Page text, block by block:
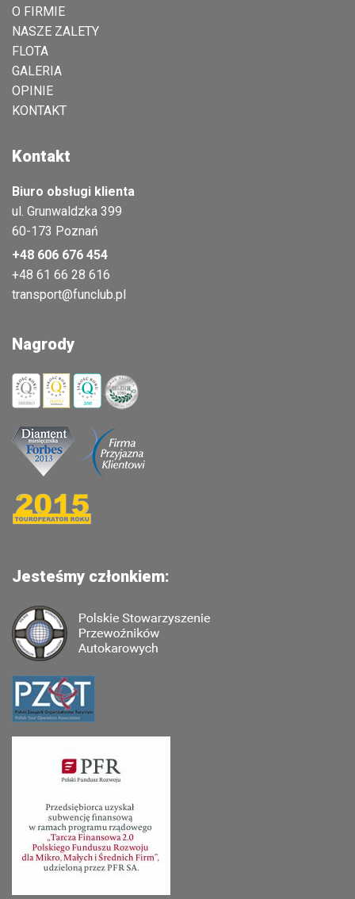
O FIRMIE
NASZE ZALETY
FLOTA
GALERIA
OPINIE
KONTAKT
Kontakt
Biuro obsługi klienta
ul. Grunwaldzka 399
60-173 Poznań
+48 606 676 454
+48 61 66 28 616
transport@funclub.pl
Nagrody
Jesteśmy członkiem: